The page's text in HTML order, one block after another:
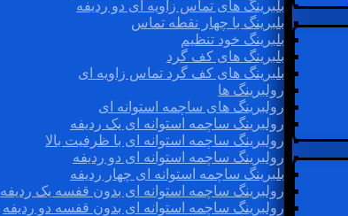
بلبرینگ های تماس زاویه ای دو ردیفه
بلبرینگ با چهار نقطه تماس
بلبرینگ خود تنظیم
بلبرینگ های کف گرد
بلبرینگ های کف گرد تماس زاویه ای
رولبرینگ ها
رولبرینگ های ساچمه استوانه ای
رولبرینگ ساچمه استوانه ای یک ردیفه
رولبرینگ ساچمه استوانه ای با ظرفیت بالا
رولبرینگ ساچمه استوانه ای دو ردیفه
بلبرینگ ساچمه استوانه ای چهار ردیفه
رولبرینگ ساچمه استوانه ای بدون قفسه یک ردیفه
رولبرینگ ساچمه استوانه ای بدون قفسه دو ردیفه